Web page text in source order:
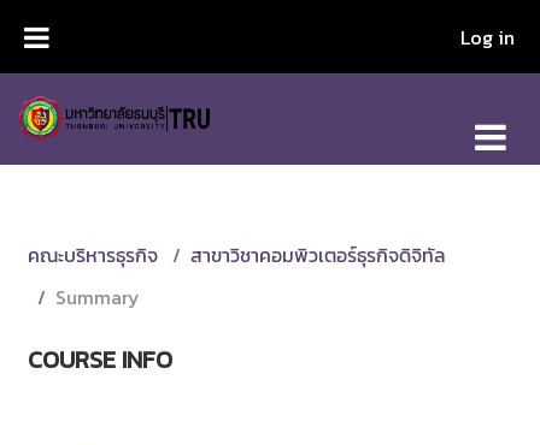
Log in
คณะบริหารธุรกิจ
สาขาวิชาคอมพิวเตอร์ธุรกิจดิจิทัล
Summary
COURSE INFO